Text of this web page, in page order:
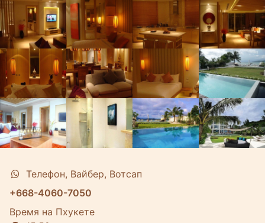
Телефон, Вайбер, Вотсап
+668-4060-7050
Время на Пхукете